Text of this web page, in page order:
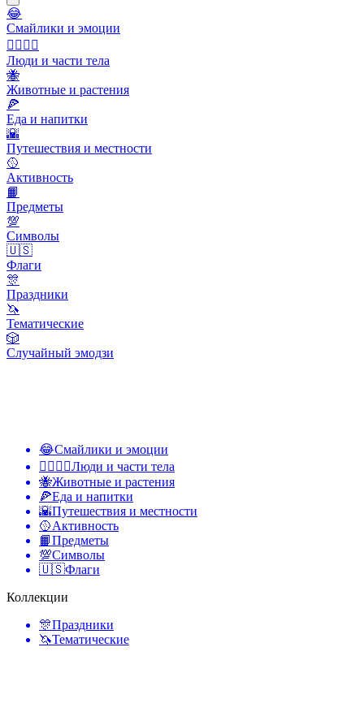
😂
Смайлики и эмоции
👩‍❤️‍💋‍👨
Люди и части тела
🐝
Животные и растения
🍕
Еда и напитки
🌇
Путешествия и местности
🥎
Активность
📙
Предметы
💯
Символы
🇺🇸
Флаги
🎊
Праздники
🦄
Тематические
🎲
Случайный эмодзи
😂Смайлики и эмоции
👩‍❤️‍💋‍👨Люди и части тела
🐝Животные и растения
🍕Еда и напитки
🌇Путешествия и местности
🥎Активность
📙Предметы
💯Символы
🇺🇸Флаги
Коллекции
🎊Праздники
🦄Тематические